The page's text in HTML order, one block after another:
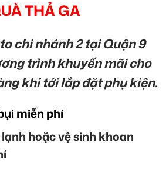
THẢ GA
chi nhánh 2 tại Quận 9
trình khuyến mãi cho
khi tới lắp đặt phụ kiện.
miễn phí
hoặc vệ sinh khoan